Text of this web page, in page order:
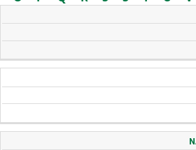
TYTUŁ ISSN SYGNATURA